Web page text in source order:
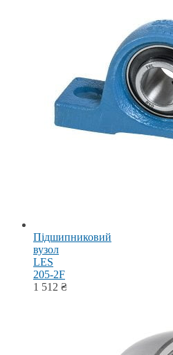
Підшипниковий
вузол
LES
205-2F
1 512 ₴